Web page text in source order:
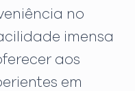
no
imensa
aos
em